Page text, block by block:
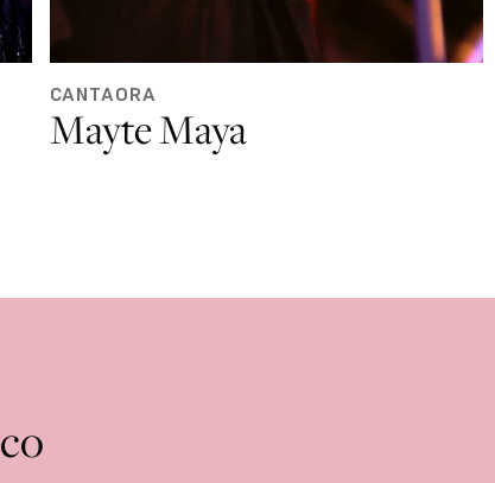
CANTAORA
Mayte Maya